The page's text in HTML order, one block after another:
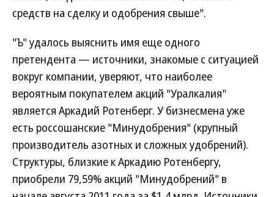
средств на сделку и одобрения свыше".
"Ъ" удалось выяснить имя еще одного
претендента — источники, знакомые с ситуацией
вокруг компании, уверяют, что наиболее
вероятным покупателем акций "Уралкалия"
является Аркадий Ротенберг. У бизнесмена уже
есть россошанские "Минудобрения" (крупный
производитель азотных и сложных удобрений).
Структуры, близкие к Аркадию Ротенбергу,
приобрели 79,59% акций "Минудобрений" в